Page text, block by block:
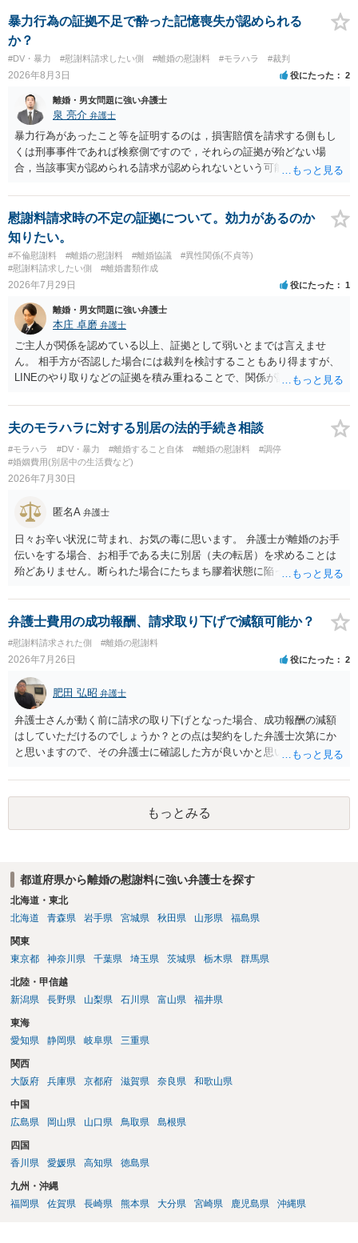
療費その他これに類する特別支出を念頭に置いた条項と読むのが自然
です。したがって、大学の入学金、授業料、受験費用などの教育費に
ついてまで、「この条項があるから当然に半額を請求できる」とまで
は言いにくいと思われます。なお、通常、大学進学費用をどこまで負
担すべきかについては、離婚時の合意内容のほか、子どもの年齢、大
学進学についての父母の認識、父母の学歴・収入・資産状況、進学先
や費用などを踏まえて個別に検討することになります。公正証書の他
の条項において、養育費の終期についてどのように定められている
か、大学進学に関する定めの有無、「教育費」「進学費用」に関する
定めの有無等について確認する必要があると考えられます。
暴力行為の証拠不足で酔った記憶喪失が認められる
か？
#DV・暴力 #慰謝料請求したい側 #離婚の慰謝料 #モラハラ #裁判
2026年8月3日 役にたった 2
離婚・男女問題に強い弁護士
泉 亮介 弁護士
暴力行為があったこと等を証明するのは，損害賠償を請求する側もし
くは刑事事件であれば検察側ですので，それらの証拠が殆どない場
合，当該事実が認められる請求が認められないという可能性はあるで
慰謝料請求時の不定の証拠について。効力があるのか
知りたい。
#不倫慰謝料 #離婚の慰謝料 #離婚協議
#異性関係(不貞等)
#慰謝料請求したい側
#離婚書類作成
2026年7月29日 役にたった 1
離婚・男女問題に強い弁護士
本庄 卓磨 弁護士
ご主人が関係を認めている以上、証拠として弱いとまでは言えませ
ん。 相手方が否認した場合には裁判を検討することもあり得ますが、
LINEのやり取りなどの証拠を積み重ねることで、関係が認定される余
個別の事情によりますので、お早めに弁護士に相談されることをおす
すめします。
夫のモラハラに対する別居の法的手続き相談
#モラハラ #DV・暴力 #離婚すること自体 #離婚の慰謝料
#調停
#婚姻費用(別居中の生活費など)
2026年7月30日
匿名A 弁護士
日々お辛い状況に苛まれ、お気の毒に思います。 弁護士が離婚のお手
伝いをする場合、お相手である夫に別居（夫の転居）を求めることは
殆どありません。断られた場合にたちまち膠着状態に陥ってしまうの
高いためです。 実務的には、ご相談者さまが転居する形で離婚協議等
を進める選択を採らざるを得ないことが圧倒的多数です。
弁護士費用の成功報酬、請求取り下げで減額可能か？
#慰謝料請求された側 #離婚の慰謝料
2026年7月26日 役にたった 2
肥田 弘昭 弁護士
弁護士さんが動く前に請求の取り下げとなった場合、成功報酬の減額
はしていただけるのでしょうか？との点は契約をした弁護士次第にか
と思いますので、その弁護士に確認した方が良いかと思います。ご参
もっとみる
都道府県から離婚の慰謝料に強い弁護士を探す
北海道・東北
北海道
青森県 岩手県 宮城県 秋田県 山形県 福島県
関東
東京都
神奈川県 千葉県 埼玉県 茨城県 栃木県 群馬県
北陸・甲信越
新潟県
長野県 山梨県 石川県 富山県 福井県
東海
愛知県
静岡県 岐阜県 三重県
関西
大阪府
兵庫県 京都府 滋賀県 奈良県 和歌山県
中国
広島県
岡山県 山口県 鳥取県 島根県
四国
香川県
愛媛県 高知県 徳島県
九州・沖縄
福岡県
佐賀県 長崎県 熊本県 大分県 宮崎県 鹿児島県 沖縄県